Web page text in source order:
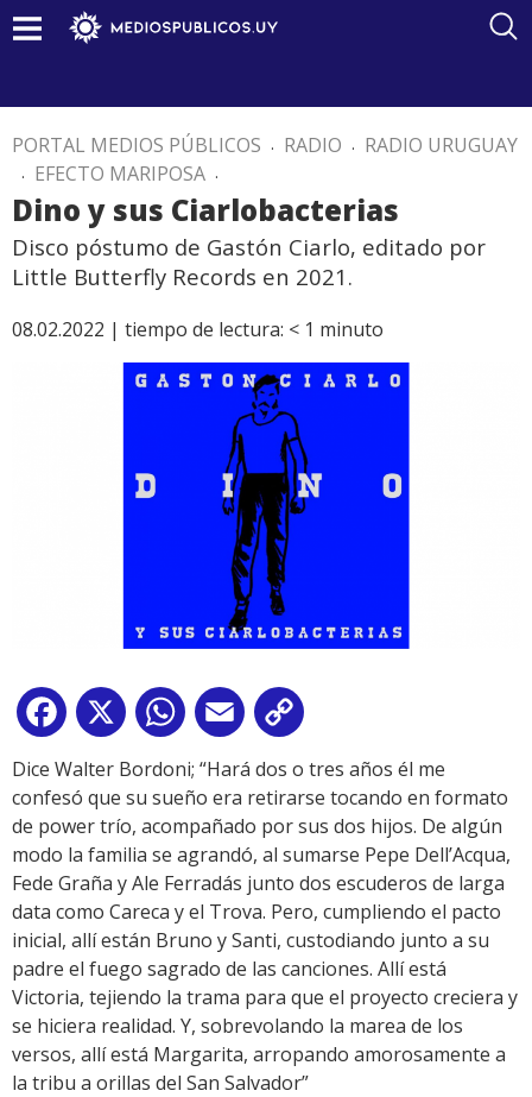
PORTAL MEDIOS PÚBLICOS . RADIO . RADIO URUGUAY
. EFECTO MARIPOSA .
Dino y sus Ciarlobacterias
Disco póstumo de Gastón Ciarlo, editado por
Little Butterfly Records en 2021.
08.02.2022 | tiempo de lectura: < 1 minuto
Facebook
X WhatsApp
Email
Link
Dice Walter Bordoni; “Hará dos o tres años él me
confesó que su sueño era retirarse tocando en formato
de power trío, acompañado por sus dos hijos. De algún
modo la familia se agrandó, al sumarse Pepe Dell’Acqua,
Fede Graña y Ale Ferradás junto dos escuderos de larga
data como Careca y el Trova. Pero, cumpliendo el pacto
inicial, allí están Bruno y Santi, custodiando junto a su
padre el fuego sagrado de las canciones. Allí está
Victoria, tejiendo la trama para que el proyecto creciera y
se hiciera realidad. Y, sobrevolando la marea de los
versos, allí está Margarita, arropando amorosamente a
la tribu a orillas del San Salvador”